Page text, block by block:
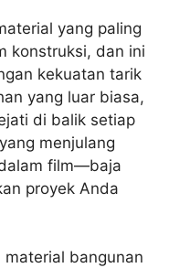
yang paling
konstruksi, dan ini
kekuatan tarik
yang luar biasa,
di balik setiap
menjulang
film—baja
proyek Anda
material bangunan